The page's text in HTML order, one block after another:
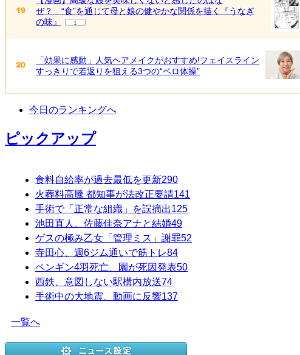
ぜ？ “食”を通じて母と娘の健やかな関係を描く『うなぎ
の味』
1
「効果に感動」人気ヘアメイクがおすすめ!フェイスライン
すっきりで若返りを狙える3つの“ベロ体操”
今日のランキングへ
ピックアップ
食料自給率が過去最低を更新290
火葬料高騰 都知事が法改正要請141
手術で「正常な組織」を誤摘出125
池田直人、佐藤佳奈アナと結婚49
ゲスの極み乙女「管理ミス」謝罪52
寺田心、週6ジム通いで筋トレ84
ペンギン4羽死亡、園が死因発表50
西鉄、意図しない駅構内放送74
手術中の大地震、動画に反響137
一覧へ